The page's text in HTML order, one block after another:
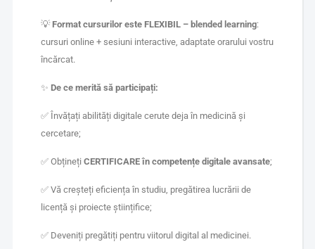
💡 Format cursurilor este FLEXIBIL – blended learning:
cursuri online + sesiuni interactive, adaptate orarului vostru
încărcat.
✨ De ce merită să participați:
✅ Învățați abilități digitale cerute deja în medicină și
cercetare;
✅ Obțineți CERTIFICARE în competențe digitale avansate;
✅ Vă creșteți eficiența în studiu, pregătirea lucrării de
licență și proiecte științifice;
✅ Deveniți pregătiți pentru viitorul digital al medicinei.